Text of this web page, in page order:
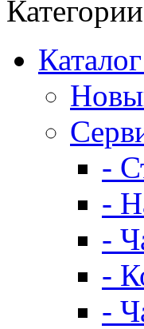
Категории
-
-
-
-
-